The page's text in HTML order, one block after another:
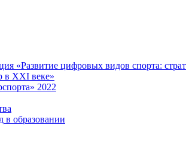
«Развитие цифровых видов спорта:
в XXI веке»
2022
в образовании